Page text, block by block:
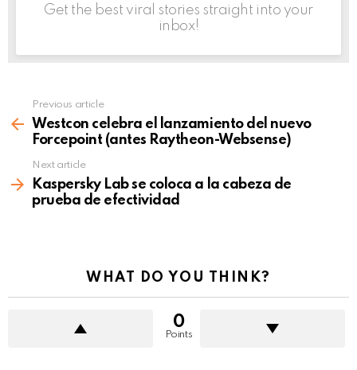
Get the best viral stories straight into your
inbox!
more
Previous article
Westcon celebra el lanzamiento del nuevo
Forcepoint (antes Raytheon-Websense)
Next article
Kaspersky Lab se coloca a la cabeza de
prueba de efectividad
WHAT DO YOU THINK?
0
Points